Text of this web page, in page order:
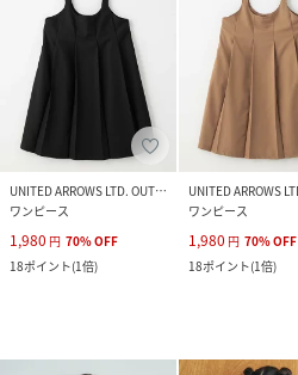
UNITED ARROWS LTD. OUTLET
ワンピース
1,980 円 70%OFF
18ポイント(1倍)
ワンピース
1,980 円 70%OFF
18ポイント(1倍)